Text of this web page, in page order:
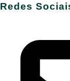
Redes